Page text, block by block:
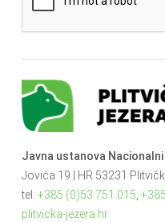
Javna ustanova
Jovića 19 | HR 53231
tel: +385 (0)53 751 015,
plitvicka-jezera.hr